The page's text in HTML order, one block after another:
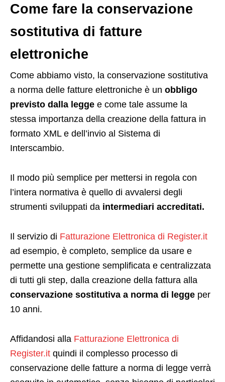
Come fare la conservazione
sostitutiva di fatture
elettroniche
Come abbiamo visto, la conservazione sostitutiva
a norma delle fatture elettroniche è un obbligo
previsto dalla legge e come tale assume la
stessa importanza della creazione della fattura in
formato XML e dell’invio al Sistema di
Interscambio.
Il modo più semplice per mettersi in regola con
l’intera normativa è quello di avvalersi degli
strumenti sviluppati da intermediari accreditati.
Il servizio di Fatturazione Elettronica di Register.it
ad esempio, è completo, semplice da usare e
permette una gestione semplificata e centralizzata
di tutti gli step, dalla creazione della fattura alla
conservazione sostitutiva a norma di legge per
10 anni.
Affidandosi alla Fatturazione Elettronica di
Register.it quindi il complesso processo di
conservazione delle fatture a norma di legge verrà